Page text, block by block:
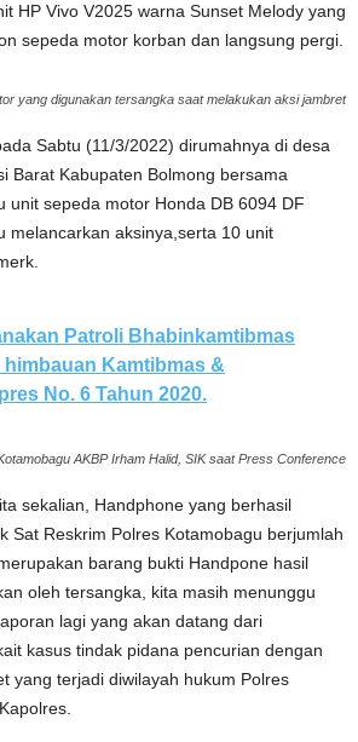
HP Vivo V2025 warna Sunset Melody yang
sepeda motor korban dan langsung pergi.
yang digunakan tersangka saat melakukan aksi jambret
Sabtu (11/3/2022) dirumahnya di desa
Barat Kabupaten Bolmong bersama
unit sepeda motor Honda DB 6094 DF
melancarkan aksinya,serta 10 unit
Patroli Bhabinkamtibmas
Kamtibmas &
No. 6 Tahun 2020.
AKBP Irham Halid, SIK saat Press Conference
sekalian, Handphone yang berhasil
Sat Reskrim Polres Kotamobagu berjumlah
barang bukti Handpone hasil
oleh tersangka, kita masih menunggu
lagi yang akan datang dari
kasus tindak pidana pencurian dengan
yang terjadi diwilayah hukum Polres